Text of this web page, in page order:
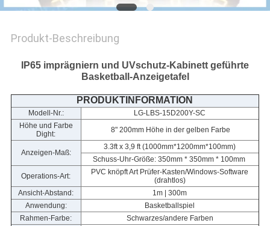
Produkt-Beschreibung
IP65 imprägniern und UVschutz-Kabinett geführte
Basketball-Anzeigetafel
PRODUKTINFORMATION
Modell-Nr.:
LG-LBS-15D200Y-SC
Höhe und Farbe
Dight:
8" 200mm Höhe in der gelben Farbe
Anzeigen-Maß:
3.3ft x 3,9 ft (1000mm*1200mm*100mm)
Schuss-Uhr-Größe: 350mm * 350mm * 100mm
Operations-Art:
PVC knöpft Art Prüfer-Kasten/Windows-Software
(drahtlos)
Ansicht-Abstand:
1m | 300m
Anwendung:
Basketballspiel
Rahmen-Farbe:
Schwarzes/andere Farben